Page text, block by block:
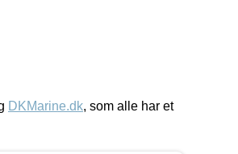
DKMarine.dk, som alle har et